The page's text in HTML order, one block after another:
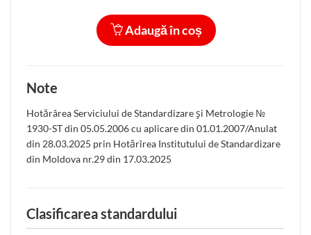
Adaugă în coș
Note
Hotărârea Serviciului de Standardizare şi Metrologie №
1930-ST din 05.05.2006 cu aplicare din 01.01.2007/Anulat
din 28.03.2025 prin Hotărîrea Institutului de Standardizare
din Moldova nr.29 din 17.03.2025
Clasificarea standardului